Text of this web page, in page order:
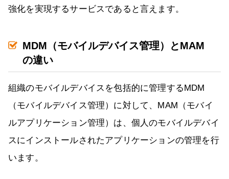
強化を実現するサービスであると言えます。
MDM（モバイルデバイス管理）とMAM
の違い
組織のモバイルデバイスを包括的に管理するMDM
（モバイルデバイス管理）に対して、MAM（モバイ
ルアプリケーション管理）は、個人のモバイルデバイ
スにインストールされたアプリケーションの管理を行
います。